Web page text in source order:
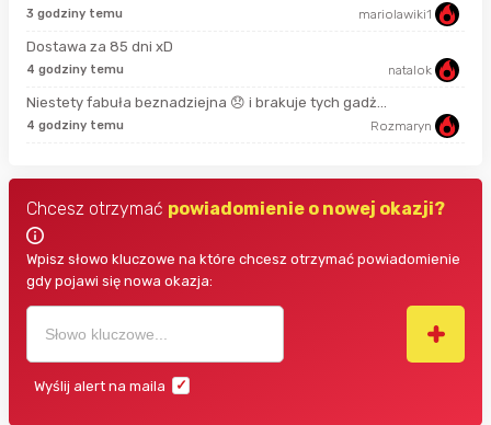
3 godziny temu mariolawiki1
Dostawa za 85 dni xD
4 godziny temu natalok
Niestety fabuła beznadziejna 😞 i brakuje tych gadż...
4 godziny temu Rozmaryn
Chcesz otrzymać powiadomienie o nowej okazji?
Wpisz słowo kluczowe na które chcesz otrzymać powiadomienie
gdy pojawi się nowa okazja:
Wyślij alert na maila